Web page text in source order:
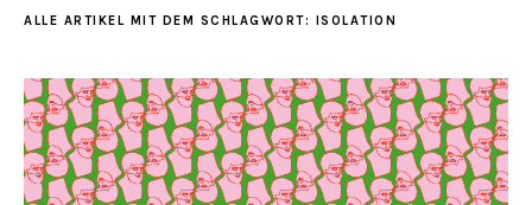
ALLE ARTIKEL MIT DEM SCHLAGWORT: ISOLATION